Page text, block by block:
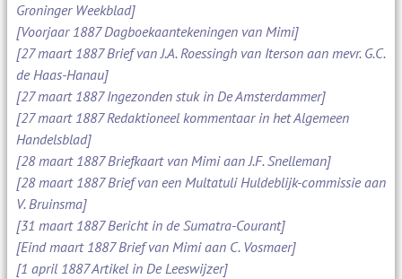
Groninger Weekblad]
[Voorjaar 1887 Dagboekaantekeningen van Mimi]
[27 maart 1887 Brief van J.A. Roessingh van Iterson aan mevr. G.C.
de Haas-Hanau]
[27 maart 1887 Ingezonden stuk in De Amsterdammer]
[27 maart 1887 Redaktioneel kommentaar in het Algemeen
Handelsblad]
[28 maart 1887 Briefkaart van Mimi aan J.F. Snelleman]
[28 maart 1887 Brief van een Multatuli Huldeblijk-commissie aan
V. Bruinsma]
[31 maart 1887 Bericht in de Sumatra-Courant]
[Eind maart 1887 Brief van Mimi aan C. Vosmaer]
[1 april 1887 Artikel in De Leeswijzer]